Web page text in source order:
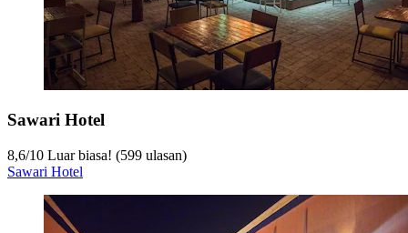
Sawari Hotel
8,6/10 Luar biasa! (599 ulasan)
Sawari Hotel